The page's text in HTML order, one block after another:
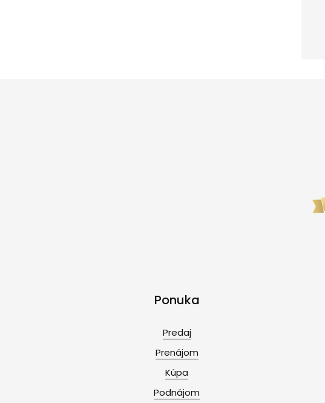
Ponuka
Predaj
Prenájom
Kúpa
Podnájom